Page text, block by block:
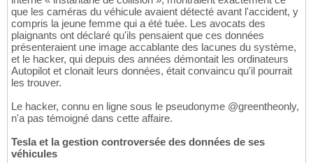
que les caméras du véhicule avaient détecté avant l'accident, y
compris la jeune femme qui a été tuée. Les avocats des
plaignants ont déclaré qu'ils pensaient que ces données
présenteraient une image accablante des lacunes du système,
et le hacker, qui depuis des années démontait les ordinateurs
Autopilot et clonait leurs données, était convaincu qu'il pourrait
les trouver.
Le hacker, connu en ligne sous le pseudonyme @greentheonly,
n'a pas témoigné dans cette affaire.
Tesla et la gestion controversée des données de ses
véhicules